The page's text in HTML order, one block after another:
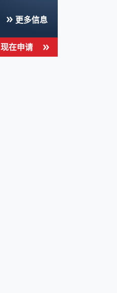
更多信息
现在申请